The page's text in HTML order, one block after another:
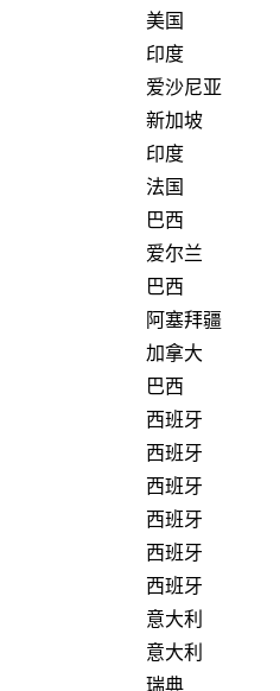
美国
印度
爱沙尼亚
新加坡
印度
法国
巴西
爱尔兰
巴西
阿塞拜疆
加拿大
巴西
西班牙
西班牙
西班牙
西班牙
西班牙
西班牙
意大利
意大利
瑞典